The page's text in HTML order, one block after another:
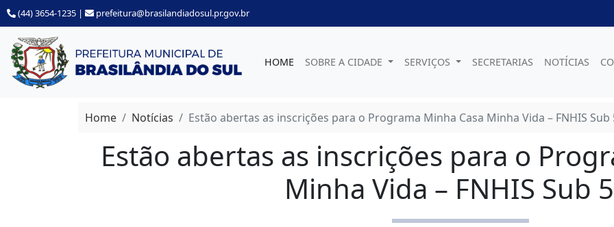
(44) 3654-1235 | prefeitura@brasilandiadosul.pr.gov.br
HOME SOBRE A CIDADE SERVIÇOS SECRETARIAS NOTÍCIAS
Home Notícias Estão abertas as inscrições para o Programa Minha Casa Minha Vida – FNHIS Sub
Estão abertas as inscrições para o
Minha Vida – FNHIS Sub